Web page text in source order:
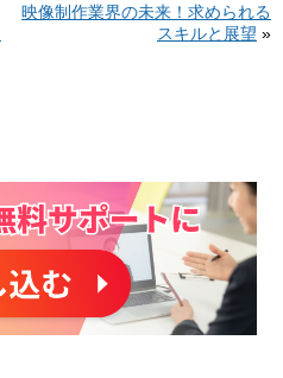
映像制作業界の未来！求められる
スキルと展望 »